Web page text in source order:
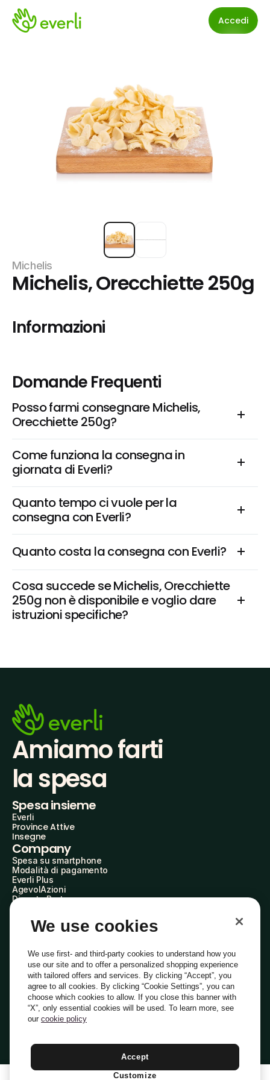
Accedi
Michelis
Michelis, Orecchiette 250g
Informazioni
Domande Frequenti
Posso farmi consegnare Michelis,
Orecchiette 250g?
Come funziona la consegna in
giornata di Everli?
Quanto tempo ci vuole per la
consegna con Everli?
Quanto costa la consegna con Everli?
Cosa succede se Michelis, Orecchiette
250g non è disponibile e voglio dare
istruzioni specifiche?
Amiamo farti
la spesa
Spesa insieme
Everli
Province Attive
Insegne
Company
Spesa su smartphone
Modalità di pagamento
Everli Plus
AgevolAzioni
Diventa Partner
Everli Shoppers
About Us
Everli News
Domande frequenti
Lavora con noi
Diventa Shopper
Investitori
PrivacyCookiePreferenze Cookie
Termini e CondizioniCodice Etico
Indirizzo PEC: everli@pec.it - indirizzo DPO: dpo@everli.com
Italiano
We use cookies
We use first- and third-party cookies to understand how you
use our site and to offer a personalized shopping experience
with tailored offers and services. By clicking “Accept”, you
agree to all cookies. By clicking “Cookie Settings”, you can
choose which cookies to allow. If you close this banner with
“X”, only essential cookies will be used. To learn more, see
our cookie policy
Accept
Customize